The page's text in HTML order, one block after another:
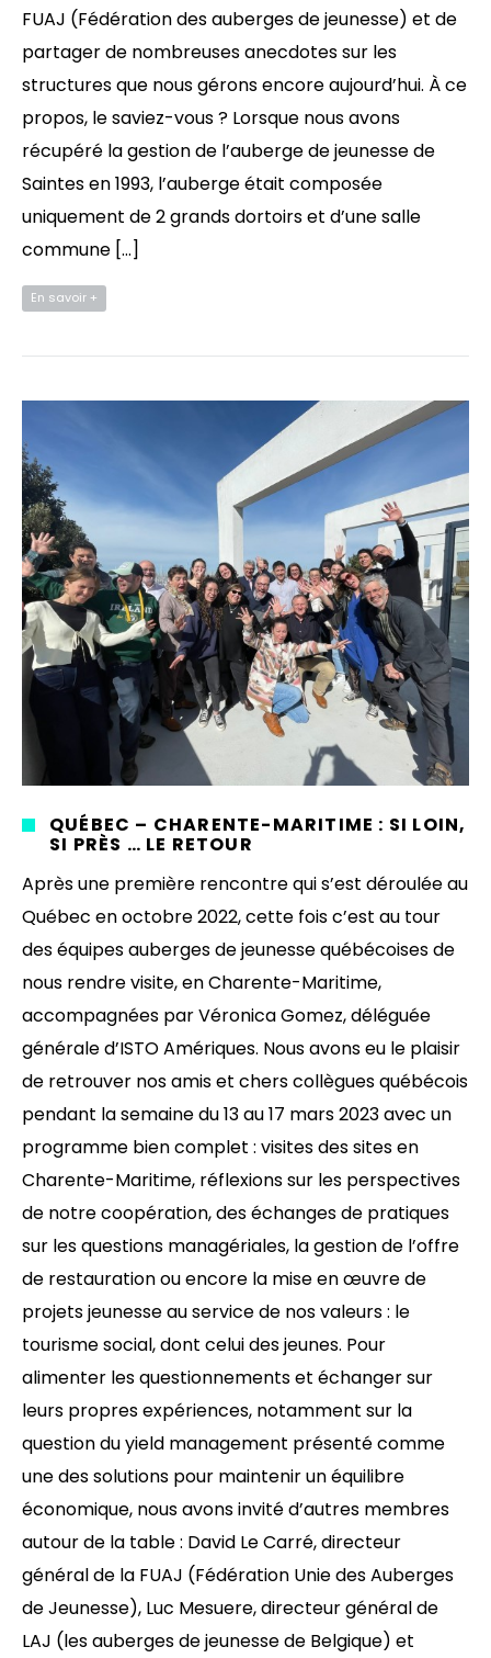
FUAJ (Fédération des auberges de jeunesse) et de
partager de nombreuses anecdotes sur les
structures que nous gérons encore aujourd’hui. À ce
propos, le saviez-vous ? Lorsque nous avons
récupéré la gestion de l’auberge de jeunesse de
Saintes en 1993, l’auberge était composée
uniquement de 2 grands dortoirs et d’une salle
commune […]
En savoir +
QUÉBEC – CHARENTE-MARITIME : SI LOIN,
SI PRÈS … LE RETOUR
Après une première rencontre qui s’est déroulée au
Québec en octobre 2022, cette fois c’est au tour
des équipes auberges de jeunesse québécoises de
nous rendre visite, en Charente-Maritime,
accompagnées par Véronica Gomez, déléguée
générale d’ISTO Amériques. Nous avons eu le plaisir
de retrouver nos amis et chers collègues québécois
pendant la semaine du 13 au 17 mars 2023 avec un
programme bien complet : visites des sites en
Charente-Maritime, réflexions sur les perspectives
de notre coopération, des échanges de pratiques
sur les questions managériales, la gestion de l’offre
de restauration ou encore la mise en œuvre de
projets jeunesse au service de nos valeurs : le
tourisme social, dont celui des jeunes. Pour
alimenter les questionnements et échanger sur
leurs propres expériences, notamment sur la
question du yield management présenté comme
une des solutions pour maintenir un équilibre
économique, nous avons invité d’autres membres
autour de la table : David Le Carré, directeur
général de la FUAJ (Fédération Unie des Auberges
de Jeunesse), Luc Mesuere, directeur général de
LAJ (les auberges de jeunesse de Belgique) et